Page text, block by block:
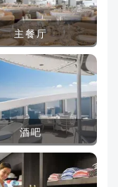
主餐厅
酒吧